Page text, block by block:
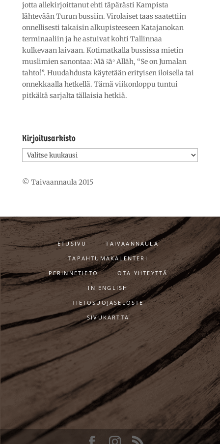
jotta allekirjoittanut ehti täpärästi Kampista
lähtevään Turun bussiin. Virolaiset taas saatettiin
onnellisesti takaisin alkupisteeseen Katajanokan
terminaaliin ja he astuivat kohti Tallinnaa
kulkevaan laivaan. Kotimatkalla bussissa mietin
muslimien sanontaa: Mā šāʾ Allāh, “Se on Jumalan
tahto!”. Huudahdusta käytetään erityisen iloisella tai
onnekkaalla hetkellä. Tämä viikonloppu tuntui
pitkältä sarjalta tällaisia hetkiä.
Kirjoitusarkisto
Kirjoitusarkisto
© Taivaannaula 2015
ETUSIVU
TAIVAANNAULA
TAPAHTUMAKALENTERI
PERINNETIETO
OTA YHTEYTTÄ
IN ENGLISH
TIETOSUOJASELOSTE
SIVUKARTTA